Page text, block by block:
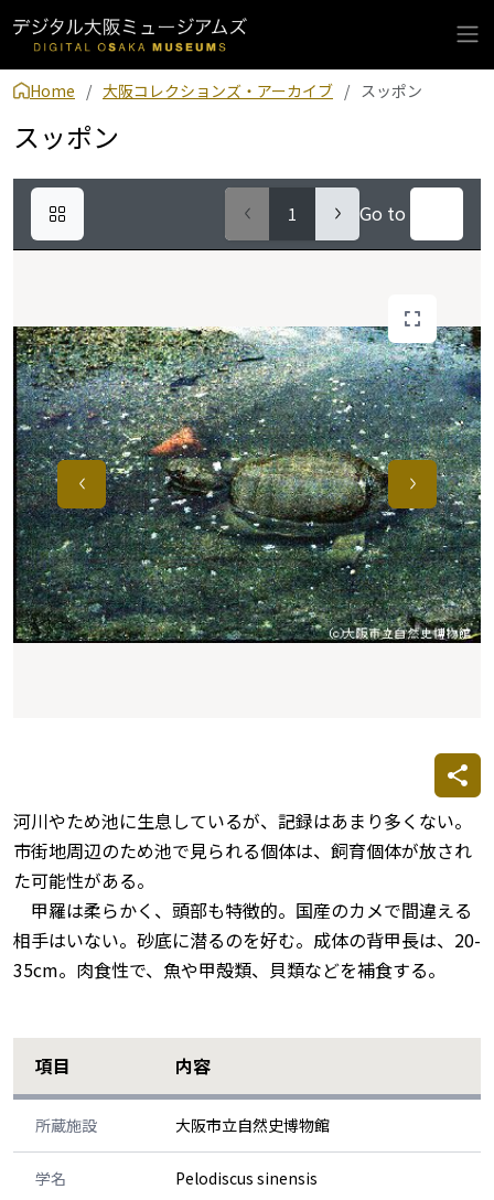
Home 大阪コレクションズ・アーカイブ スッポン
スッポン
1 Go to
河川やため池に生息しているが、記録はあまり多くない。
市街地周辺のため池で見られる個体は、飼育個体が放され
た可能性がある。
甲羅は柔らかく、頭部も特徴的。国産のカメで間違える
相手はいない。砂底に潜るのを好む。成体の背甲長は、20-
35cm。肉食性で、魚や甲殻類、貝類などを補食する。
項目 内容
所蔵施設 大阪市立自然史博物館
学名 Pelodiscus sinensis